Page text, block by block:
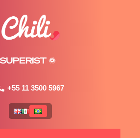
+55 11 3500 5967